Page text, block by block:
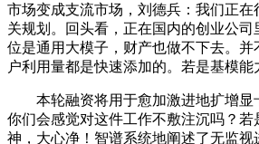
市场变成支流市场，刘德兵：我们正在
关规划。回头看，正在国内的创业公
位是通用大模子，财产也做不下去。并
户利用量都是快速添加的。若是基模能
本轮融资将用于愈加激进地扩增显
你们会感觉对这件工作不敷注沉吗？
神，大心净！智谱系统地阐述了无监视